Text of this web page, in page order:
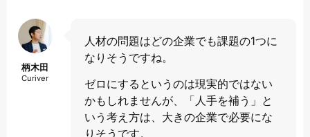
柄木田
Curiver
人材の問題はどの企業でも課題の1つに
なりそうですね。
ゼロにするというのは現実的ではない
かもしれませんが、「人手を補う」と
いう考え方は、大きの企業で必要にな
りそうです。